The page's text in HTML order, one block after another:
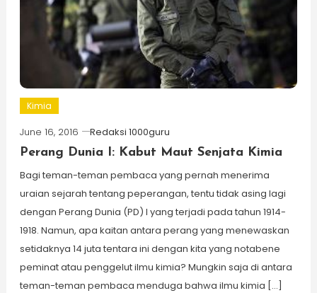
Kimia
June 16, 2016
Redaksi 1000guru
Perang Dunia I: Kabut Maut Senjata Kimia
Bagi teman-teman pembaca yang pernah menerima
uraian sejarah tentang peperangan, tentu tidak asing lagi
dengan Perang Dunia (PD) I yang terjadi pada tahun 1914-
1918. Namun, apa kaitan antara perang yang menewaskan
setidaknya 14 juta tentara ini dengan kita yang notabene
peminat atau penggelut ilmu kimia? Mungkin saja di antara
teman-teman pembaca menduga bahwa ilmu kimia […]